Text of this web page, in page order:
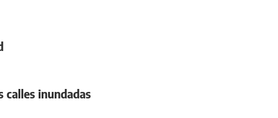
calles inundadas